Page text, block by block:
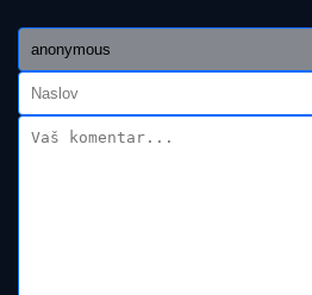
Horor kod Sopota: Amerikanac
za kosu na ulici, pa je štapom
(VIDEO) ĐINA
KOLENA